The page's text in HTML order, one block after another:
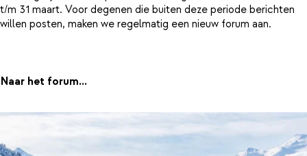
t/m 31 maart. Voor degenen die buiten deze periode berichten
willen posten, maken we regelmatig een nieuw forum aan.
Naar het forum...